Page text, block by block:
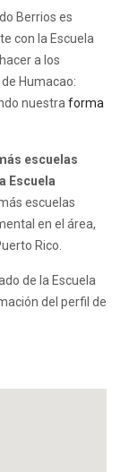
Berrios es
con la Escuela
a los
Humacao:
nuestra forma
escuelas
Escuela
escuelas
en el área,
Rico.
de la Escuela
del perfil de